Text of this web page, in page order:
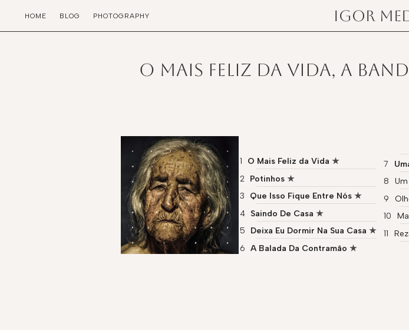
HOME BLOG PHOTOGRAPHY igor
O Mais Feliz da Vida, A
O Mais Feliz da Vida
Potinhos
Que Isso Fique Entre Nós
Saindo De Casa
Deixa Eu Dormir Na Sua Casa
A Balada Da Contramão